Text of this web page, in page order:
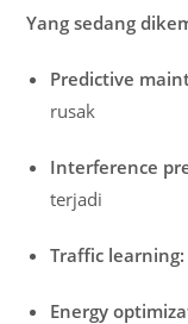
Yang sedang
Predictive
rusak
Interference
terjadi
Traffic learning:
Energy